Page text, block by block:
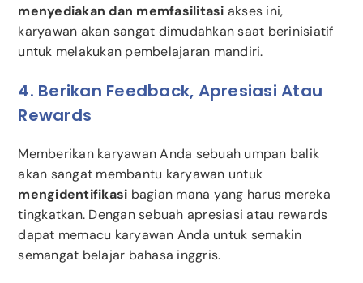
menyediakan dan memfasilitasi akses ini,
karyawan akan sangat dimudahkan saat berinisiatif
untuk melakukan pembelajaran mandiri.
4. Berikan Feedback, Apresiasi Atau
Rewards
Memberikan karyawan Anda sebuah umpan balik
akan sangat membantu karyawan untuk
mengidentifikasi bagian mana yang harus mereka
tingkatkan. Dengan sebuah apresiasi atau rewards
dapat memacu karyawan Anda untuk semakin
semangat belajar bahasa inggris.